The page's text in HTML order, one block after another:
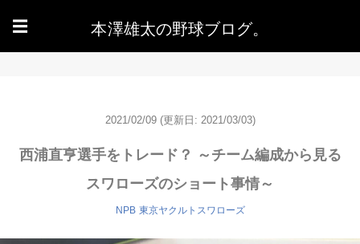
☰ 本澤雄太の野球ブログ。
2021/02/09 (更新日: 2021/03/03)
西浦直亨選手をトレード？ ～チーム編成から見る
スワローズのショート事情～
NPB 東京ヤクルトスワローズ